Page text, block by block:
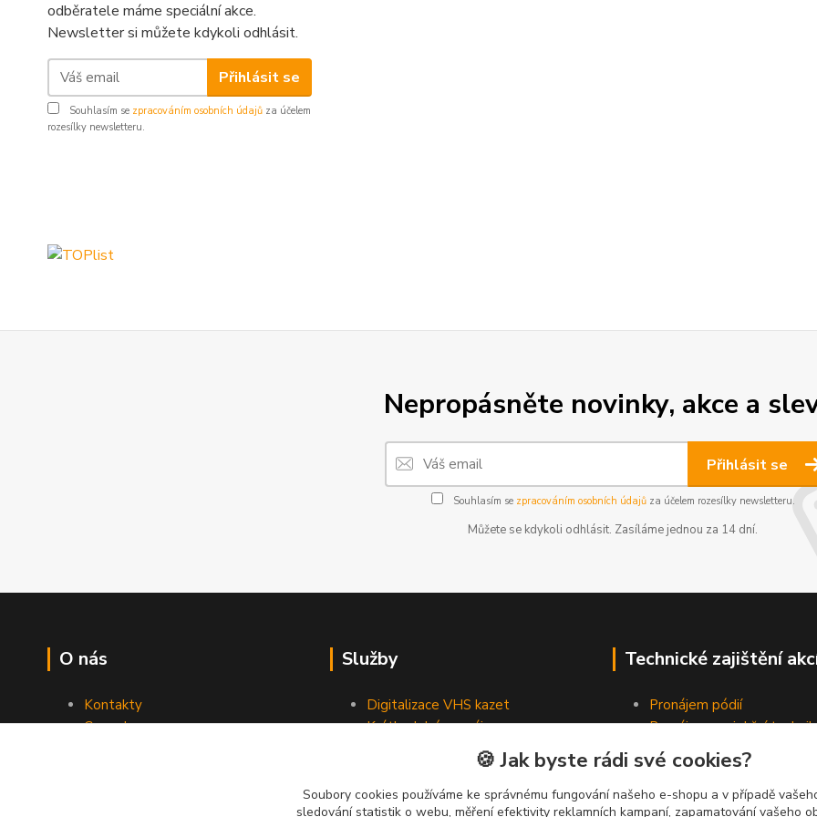
odběratele máme speciální akce.
Newsletter si můžete kdykoli odhlásit.
Přihlásit se
Souhlasím se zpracováním osobních údajů za účelem
rozesílky newsletteru.
Nepropásněte novinky, akce a
Přihlásit se
Souhlasím se zpracováním osobních údajůza účelem rozesílky newsletteru.
Můžete se kdykoli odhlásit. Zasíláme jednou za 14 dní.
O nás
Kontakty
Ceny dopravy
Služby
Digitalizace VHS kazet
Krátkodobé pronájmy
Technické zajištění
Pronájem pódií
Pronájem projekční
Pronájem osvětlovací
Pronájem ozvučovací
🍪 Jak byste rádi své cookies?
Soubory cookies používáme ke správnému fungování našeho e-shopu a v případě
sledování statistik o webu, měření efektivity reklamních kampaní, zapamatování vašeho